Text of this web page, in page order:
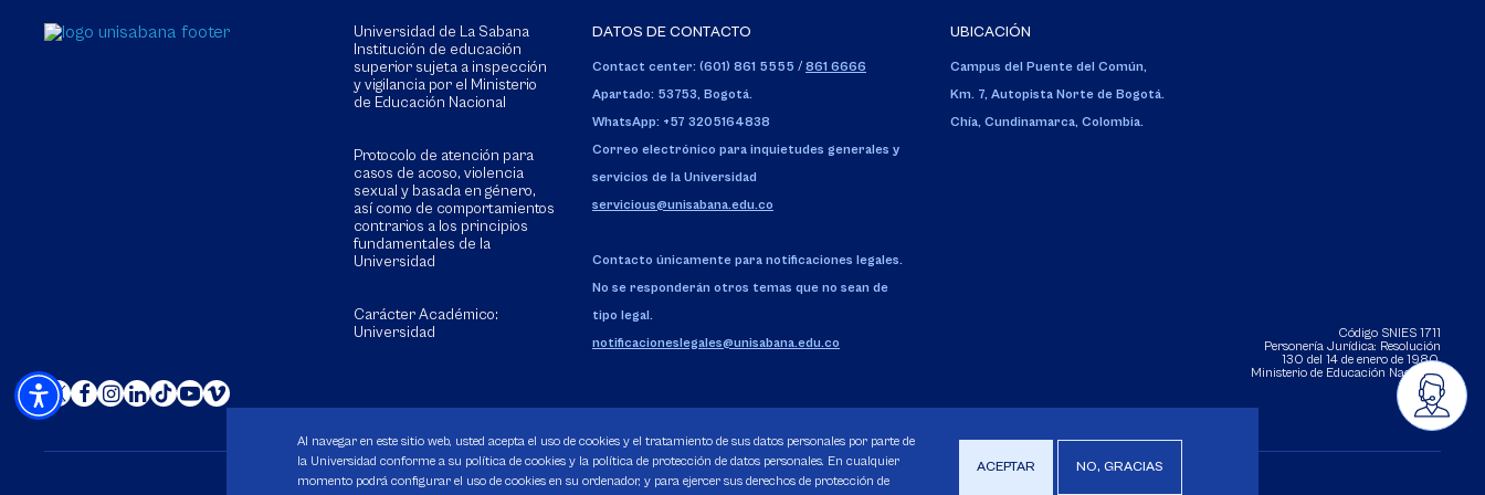
Universidad de La Sabana
Institución de educación
superior sujeta a inspección
y vigilancia por el Ministerio
de Educación Nacional
Protocolo de atención para
casos de acoso, violencia
sexual y basada en género,
así como de comportamientos
contrarios a los principios
fundamentales de la
Universidad
Carácter Académico:
Universidad
DATOS DE CONTACTO
Contact center: (601) 861 5555 / 861 6666
Apartado: 53753, Bogotá.
WhatsApp: +57 3205164838
Correo electrónico para inquietudes generales y
servicios de la Universidad
servicious@unisabana.edu.co
Contacto únicamente para notificaciones legales.
No se responderán otros temas que no sean de
tipo legal.
notificacioneslegales@unisabana.edu.co
UBICACIÓN
Campus del Puente del Común,
Km. 7, Autopista Norte de Bogotá.
Chía, Cundinamarca, Colombia.
Código SNIES 1711
Personería Jurídica: Resolución
130 del 14 de enero de 1980.
Ministerio de Educación Nacional.
Al navegar en este sitio web, usted acepta el uso de cookies y el tratamiento de sus datos personales por parte de
la Universidad conforme a su política de cookies y la política de protección de datos personales. En cualquier
momento podrá configurar el uso de cookies en su ordenador, y para ejercer sus derechos de protección de
ACEPTAR NO, GRACIAS